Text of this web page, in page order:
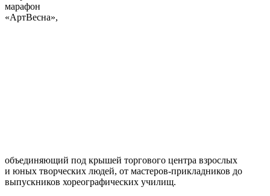
марафон
«АртВесна»,
объединяющий под крышей торгового центра взрослых
и юных творческих людей, от мастеров-прикладников до
выпускников хореографических училищ.